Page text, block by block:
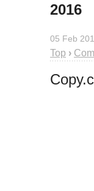
2016
05 Feb
Top ›